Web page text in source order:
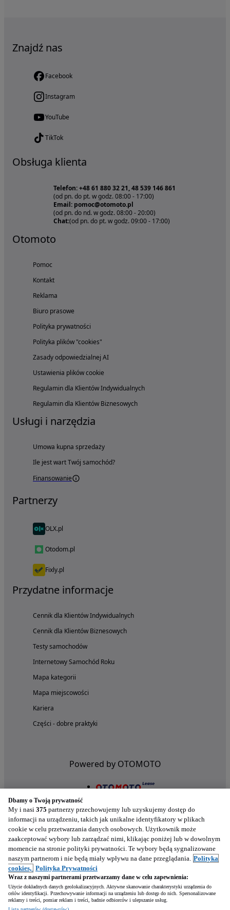
Znajdź nas
Facebook
Instagram
YouTube
TikTok
Obsługa klienta
Telefon: +48 61 880 32 21, 48 539 146 861
(od pn. do pt. w godz. 08:00 - 17:00)
Email: pomoc@otomoto.pl
(od pn. do nd. w godz. 08:00 - 20:00)
Chat:(od pn. do pt. w godz. 09:00 - 17:00)
Otomoto
Pomoc
Kontakt
Reklama
Biuro prasowe
Polityka prywatności
Polityka plików "cookies"
Zasady odpowiedzialnej AI
Ustawienia plików cookie
Regulamin dla Klientów Indywidualnych
Regulamin dla Klientów Biznesowych
Usługi i narzędzia
Umowa kupna sprzedaży
Ile jest wart Twój samochód?
Finansowanie
Partnerzy
OLX.pl
Otodom.pl
Fixly.pl
Przydatne informacje
Cennik dla Klientów Indywidualnych
Cennik dla Klientów Biznesowych
Testy samochodów
Internetowy Samochód Roku
Mapa kategorii
Mapa miejscowości
Kariera
Części - dobre praktyki
Powered by OTOMOTO
Nasze aplikacje w twoim telefonie
Dbamy o Twoją prywatność
My i nasi 375 partnerzy przechowujemy lub uzyskujemy dostęp do
informacji na urządzeniu, takich jak unikalne identyfikatory w plikach
cookie w celu przetwarzania danych osobowych. Użytkownik może
zaakceptować wybory lub zarządzać nimi, klikając poniżej lub w dowolnym
momencie na stronie polityki prywatności. Te wybory będą sygnalizowane
naszym partnerom i nie będą miały wpływu na dane przeglądania. Polityka
cookies, Polityka Prywatności
Wraz z naszymi partnerami przetwarzamy dane w celu zapewnienia:
Użycie dokładnych danych geolokalizacyjnych. Aktywne skanowanie charakterystyki urządzenia do
celów identyfikacji. Przechowywanie informacji na urządzeniu lub dostęp do nich. Spersonalizowane
reklamy i treści, pomiar reklam i treści, badnie odbiorców i ulepszanie usług.